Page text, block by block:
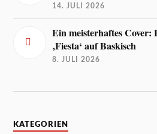
14. JULI 2026
Ein meisterhaftes Cover:
‚Fiesta‘ auf Baskisch
8. JULI 2026
KATEGORIEN